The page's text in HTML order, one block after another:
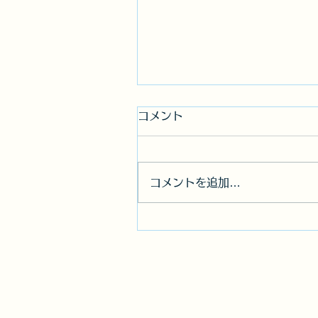
お客様の声「保険料が高く
コメント
コメントを追加…